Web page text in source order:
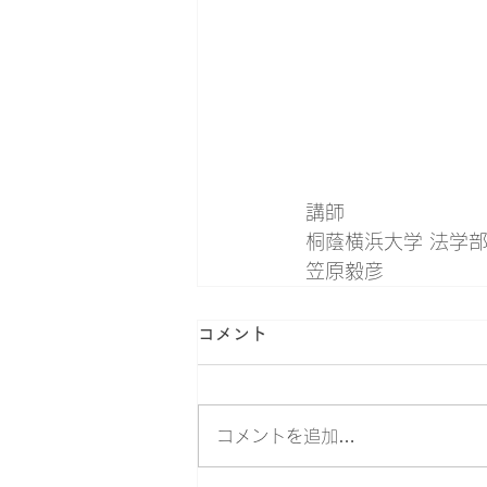
講師
桐蔭横浜大学 法学
笠原毅彦
コメント
コメントを追加…